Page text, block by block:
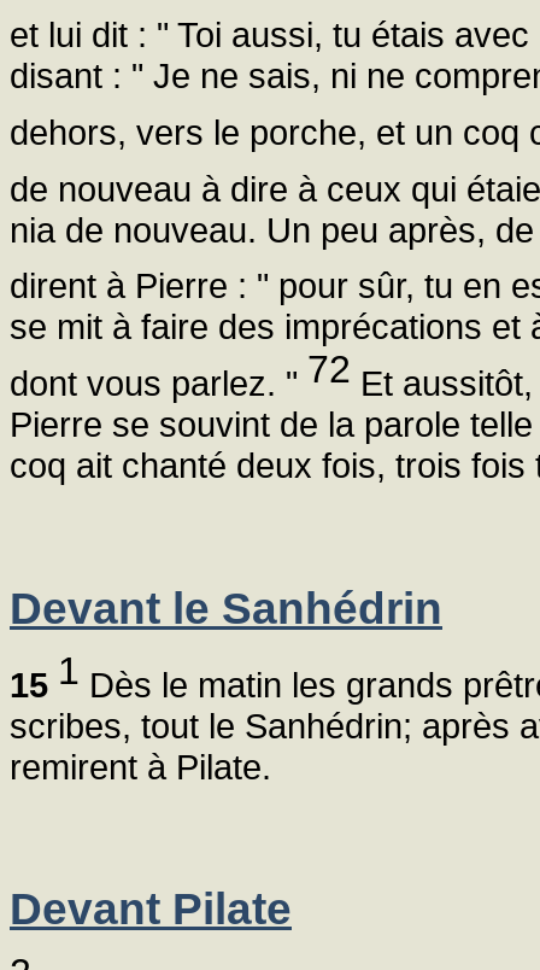
et lui dit : " Toi aussi, tu étais
disant : " Je ne sais, ni ne
dehors, vers le porche, et un coq
de nouveau à dire à ceux qui
nia de nouveau. Un peu après,
dirent à Pierre : " pour sûr, tu en
se mit à faire des imprécations
dont vous parlez. " 72 Et
Pierre se souvint de la parole
coq ait chanté deux fois, trois
Devant le Sanhédrin
15 1 Dès le matin les grands
scribes, tout le Sanhédrin; après
remirent à Pilate.
Devant Pilate